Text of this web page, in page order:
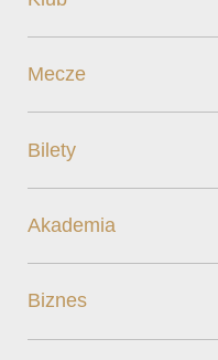
Mecze
Bilety
Akademia
Biznes